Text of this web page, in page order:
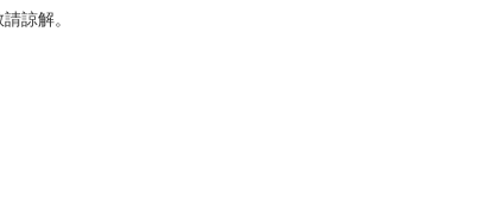
以保障買賣家雙方權益。
請慎重下單。
品為準，可能有色差。